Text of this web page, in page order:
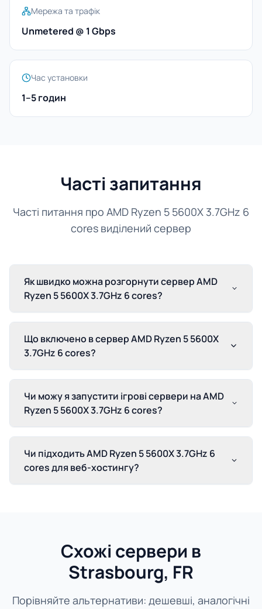
Мережа та трафік
Unmetered @ 1 Gbps
Час установки
1–5 годин
Часті запитання
Часті питання про AMD Ryzen 5 5600X 3.7GHz 6
cores виділений сервер
Як швидко можна розгорнути сервер AMD
Ryzen 5 5600X 3.7GHz 6 cores?
Що включено в сервер AMD Ryzen 5 5600X
3.7GHz 6 cores?
Чи можу я запустити ігрові сервери на AMD
Ryzen 5 5600X 3.7GHz 6 cores?
Чи підходить AMD Ryzen 5 5600X 3.7GHz 6
cores для веб-хостингу?
Схожі сервери в
Strasbourg, FR
Порівняйте альтернативи: дешевші, аналогічні